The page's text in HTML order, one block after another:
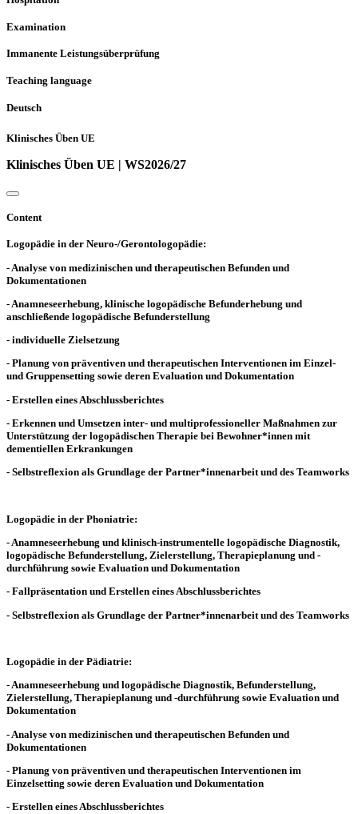
Examination
Immanente Leistungsüberprüfung
Teaching language
Deutsch
Klinisches Üben UE
Klinisches Üben UE | WS2026/27
Content
Logopädie in der Neuro-/Gerontologopädie:
- Analyse von medizinischen und therapeutischen Befunden und
Dokumentationen
- Anamneseerhebung, klinische logopädische Befunderhebung und
anschließende logopädische Befunderstellung
- individuelle Zielsetzung
- Planung von präventiven und therapeutischen Interventionen im Einzel-
und Gruppensetting sowie deren Evaluation und Dokumentation
- Erstellen eines Abschlussberichtes
- Erkennen und Umsetzen inter- und multiprofessioneller Maßnahmen zur
Unterstützung der logopädischen Therapie bei Bewohner*innen mit
dementiellen Erkrankungen
- Selbstreflexion als Grundlage der Partner*innenarbeit und des Teamworks
Logopädie in der Phoniatrie:
- Anamneseerhebung und klinisch-instrumentelle logopädische Diagnostik,
logopädische Befunderstellung, Zielerstellung, Therapieplanung und -
durchführung sowie Evaluation und Dokumentation
- Fallpräsentation und Erstellen eines Abschlussberichtes
- Selbstreflexion als Grundlage der Partner*innenarbeit und des Teamworks
Logopädie in der Pädiatrie:
- Anamneseerhebung und logopädische Diagnostik, Befunderstellung,
Zielerstellung, Therapieplanung und -durchführung sowie Evaluation und
Dokumentation
- Analyse von medizinischen und therapeutischen Befunden und
Dokumentationen
- Planung von präventiven und therapeutischen Interventionen im
Einzelsetting sowie deren Evaluation und Dokumentation
- Erstellen eines Abschlussberichtes